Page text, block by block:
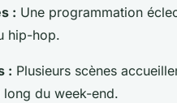
: Une programmation
hip-hop.
: Plusieurs scènes
long du week-end.